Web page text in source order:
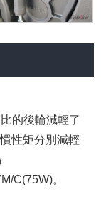
的後輪減輕了
性矩分別減輕
C(75W)。